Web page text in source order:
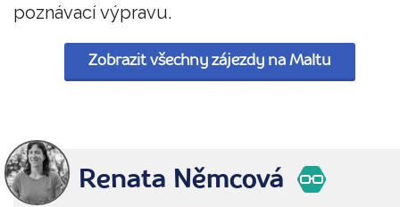
poznávací výpravu.
Zobrazit všechny zájezdy na Maltu
Renata Němcová